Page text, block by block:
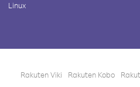
Linux
Rakuten Viki Rakuten Kobo